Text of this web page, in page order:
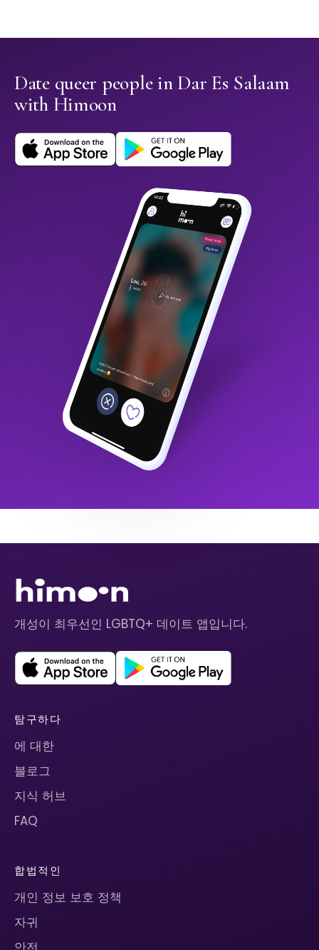
Date queer people in Dar Es Salaam
with Himoon
개성이 최우선인 LGBTQ+ 데이트 앱입니다.
탐구하다
에 대한
블로그
지식 허브
FAQ
합법적인
개인 정보 보호 정책
자귀